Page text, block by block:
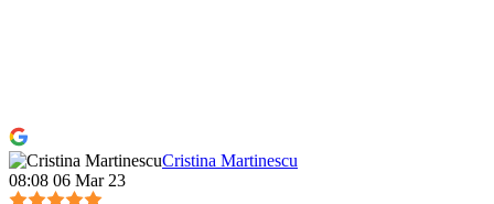
Cristina Martinescu
08:08 06 Mar 23